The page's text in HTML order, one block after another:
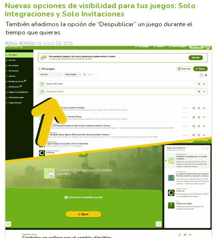
Nuevas opciones de visibilidad para tus juegos: Solo
Integraciones y Solo Invitaciones
También añadimos la opción de “Despublicar” un juego durante el
tiempo que quieras
ROMÀ ROFES8 DE JULIO DE 2025